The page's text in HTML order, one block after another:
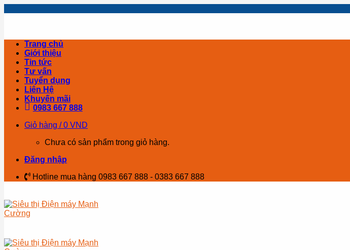
Trang chủ
Giới thiệu
Tin tức
Tư vấn
Tuyển dụng
Liên Hệ
Khuyến mãi
0983 667 888
Giỏ hàng /0 VND
Chưa có sản phẩm trong giỏ hàng.
Đăng nhập
Hotline mua hàng 0983 667 888 - 0383 667 888